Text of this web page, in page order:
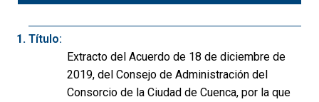
Título:
Extracto del Acuerdo de 18 de diciembre de
2019, del Consejo de Administración del
Consorcio de la Ciudad de Cuenca, por la que